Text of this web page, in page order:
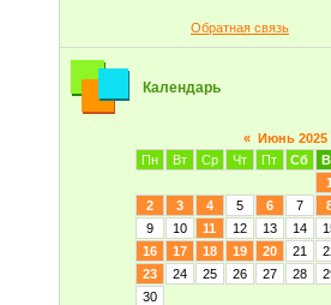
Обратная связь
Календарь
« Июнь 2025
Пн
Вт Ср Чт Пт Сб
1
2
3 4 5 6 7
9
10 11 12 13 14
16
17 18 19 20 21
23
24 25 26 27 28
30